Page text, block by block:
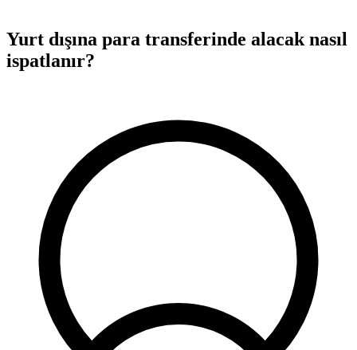
Yurt dışına para transferinde alacak nasıl
ispatlanır?